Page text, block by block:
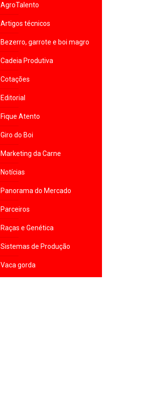
AgroTalento
Artigos técnicos
Bezerro, garrote e boi magro
Cadeia Produtiva
Cotações
Editorial
Fique Atento
Giro do Boi
Marketing da Carne
Notícias
Panorama do Mercado
Parceiros
Raças e Genética
Sistemas de Produção
Vaca gorda